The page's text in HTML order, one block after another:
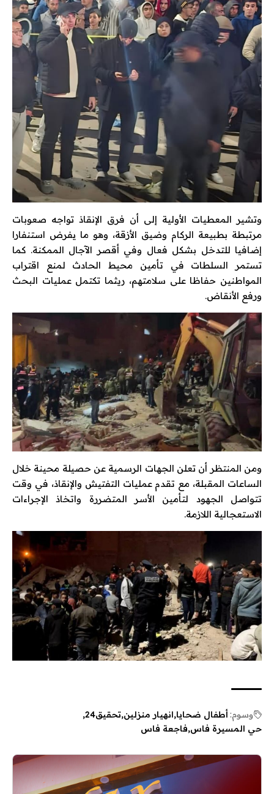
وتشير المعطيات الأولية إلى أن فرق الإنقاذ تواجه صعوبات
مرتبطة بطبيعة الركام وضيق الأزقة، وهو ما يفرض استنفارا
إضافيا للتدخل بشكل فعال وفي أقصر الآجال الممكنة. كما
تستمر السلطات في تأمين محيط الحادث لمنع اقتراب
المواطنين حفاظا على سلامتهم، ريثما تكتمل عمليات البحث
ورفع الأنقاض.
ومن المنتظر أن تعلن الجهات الرسمية عن حصيلة محينة خلال
الساعات المقبلة، مع تقدم عمليات التفتيش والإنقاذ، في وقت
تتواصل الجهود لتأمين الأسر المتضررة واتخاذ الإجراءات
الاستعجالية اللازمة.
وسوم: أطفال ضحايا انهيار منزلين تحقيق24
حي المسيرة فاس فاجعة فاس